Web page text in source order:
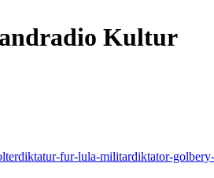
Kultur
fur-lula-militardiktator-